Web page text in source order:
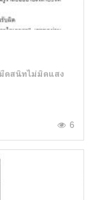
มืดสนิทไม่มิดแสง
6